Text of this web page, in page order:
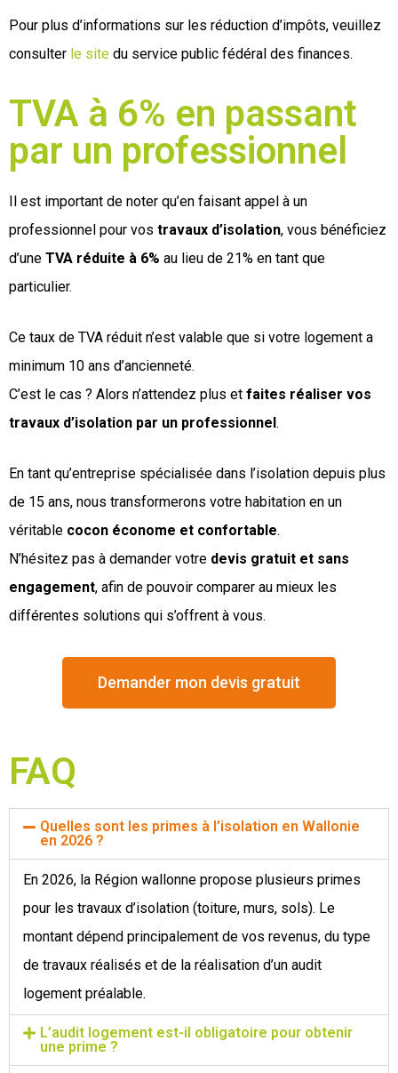
Pour plus d’informations sur les réduction d’impôts, veuillez
consulter le site du service public fédéral des finances.
TVA à 6% en passant
par un professionnel
Il est important de noter qu’en faisant appel à un
professionnel pour vos travaux d’isolation, vous bénéficiez
d’une TVA réduite à 6% au lieu de 21% en tant que
particulier.
Ce taux de TVA réduit n’est valable que si votre logement a
minimum 10 ans d’ancienneté.
C’est le cas ? Alors n’attendez plus et faites réaliser vos
travaux d’isolation par un professionnel.
En tant qu’entreprise spécialisée dans l’isolation depuis plus
de 15 ans, nous transformerons votre habitation en un
véritable cocon économe et confortable.
N’hésitez pas à demander votre devis gratuit et sans
engagement, afin de pouvoir comparer au mieux les
différentes solutions qui s’offrent à vous.
Demander mon devis gratuit
FAQ
Quelles sont les primes à l’isolation en Wallonie
en 2026 ?
En 2026, la Région wallonne propose plusieurs primes
pour les travaux d’isolation (toiture, murs, sols). Le
montant dépend principalement de vos revenus, du type
de travaux réalisés et de la réalisation d’un audit
logement préalable.
L’audit logement est-il obligatoire pour obtenir
une prime ?